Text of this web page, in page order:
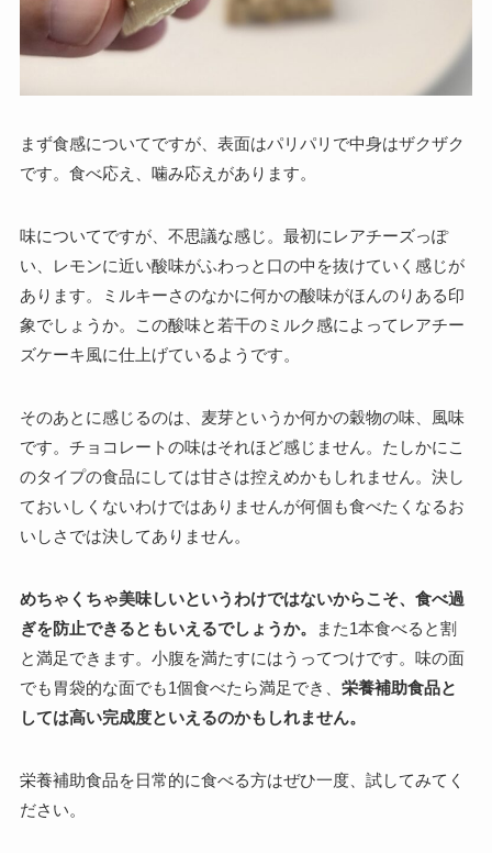
まず食感についてですが、表面はパリパリで中身はザクザク
です。食べ応え、噛み応えがあります。
味についてですが、不思議な感じ。最初にレアチーズっぽ
い、レモンに近い酸味がふわっと口の中を抜けていく感じが
あります。ミルキーさのなかに何かの酸味がほんのりある印
象でしょうか。この酸味と若干のミルク感によってレアチー
ズケーキ風に仕上げているようです。
そのあとに感じるのは、麦芽というか何かの穀物の味、風味
です。チョコレートの味はそれほど感じません。たしかにこ
のタイプの食品にしては甘さは控えめかもしれません。決し
ておいしくないわけではありませんが何個も食べたくなるお
いしさでは決してありません。
めちゃくちゃ美味しいというわけではないからこそ、食べ過
ぎを防止できるともいえるでしょうか。
また1本食べると割
と満足できます。小腹を満たすにはうってつけです。味の面
でも胃袋的な面でも1個食べたら満足でき、 栄養補助食品と
しては高い完成度といえるのかもしれません。
栄養補助食品を日常的に食べる方はぜひ一度、試してみてく
ださい。